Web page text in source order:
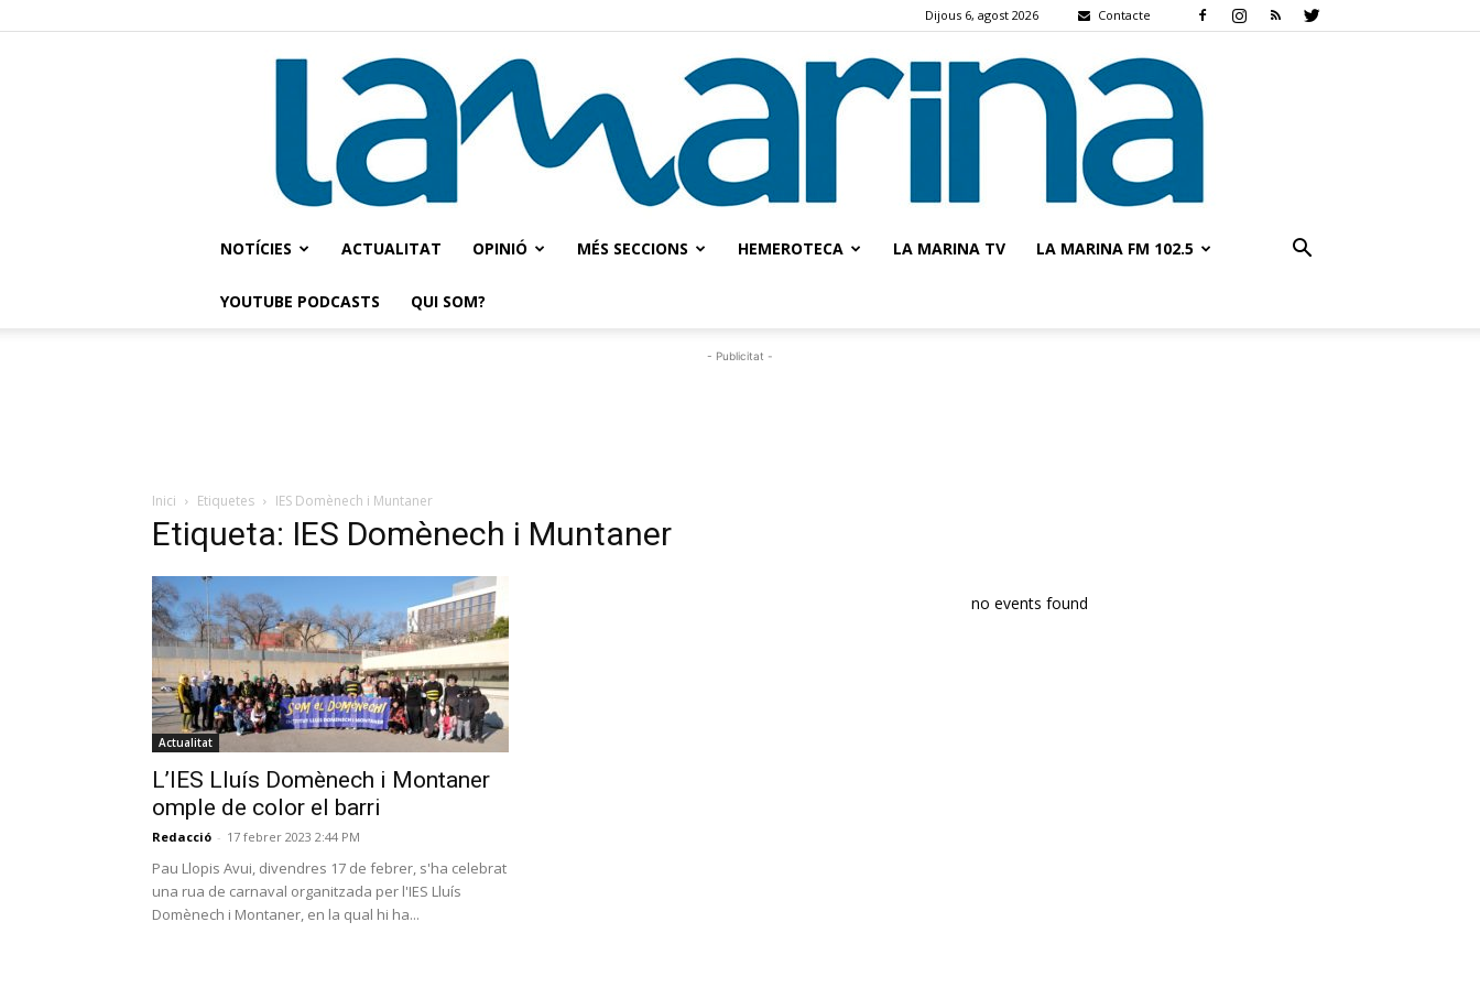
Dijous 6, agost 2026 Contacte
NOTÍCIES ACTUALITAT OPINIÓ MÉS SECCIONS HEMEROTECA LA MARINA TV LA MARINA FM 102.5
YOUTUBE PODCASTS QUI SOM?
- Publicitat -
Inici Etiquetes IES Domènech i Muntaner
Etiqueta: IES Domènech i Muntaner
Actualitat
L’IES Lluís Domènech i Montaner
omple de color el barri
Redacció - 17 febrer 2023 2:44 PM
Pau Llopis Avui, divendres 17 de febrer, s'ha celebrat
una rua de carnaval organitzada per l'IES Lluís
Domènech i Montaner, en la qual hi ha...
no events found